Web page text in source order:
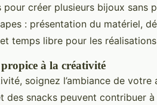
pour créer plusieurs bijoux sans
: présentation du matériel,
temps libre pour les
à la créativité
soignez l’ambiance de votre
des snacks peuvent contribuer